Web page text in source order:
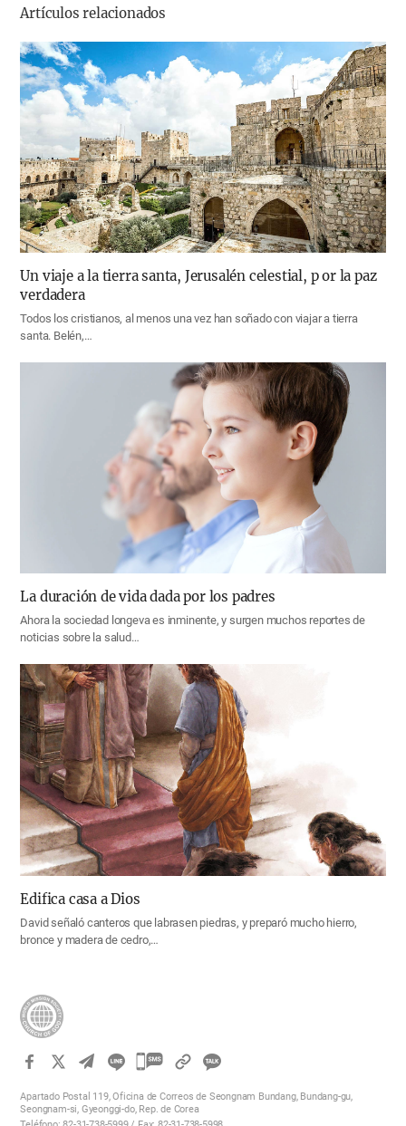
Artículos relacionados
Un viaje a la tierra santa, Jerusalén celestial, p or la paz
verdadera
Todos los cristianos, al menos una vez han soñado con viajar a tierra
santa. Belén,…
La duración de vida dada por los padres
Ahora la sociedad longeva es inminente, y surgen muchos reportes de
noticias sobre la salud…
Edifica casa a Dios
David señaló canteros que labrasen piedras, y preparó mucho hierro,
bronce y madera de cedro,…
카
오
Apartado Postal 119, Oficina de Correos de Seongnam Bundang, Bundang-gu,
Seongnam-si, Gyeonggi-do, Rep. de Corea